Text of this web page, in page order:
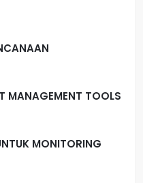
MANAGEMENT TOOLS
MONITORING